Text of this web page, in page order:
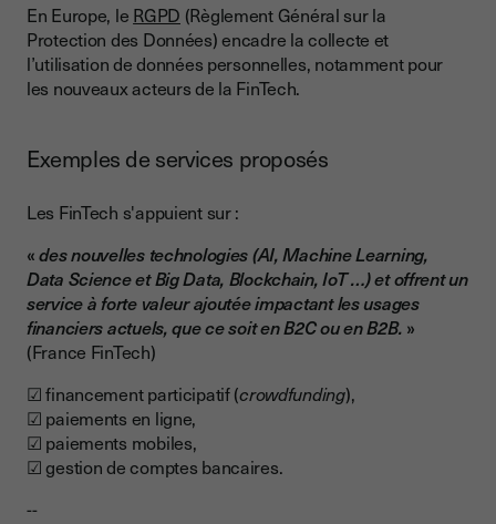
En Europe, le RGPD (Règlement Général sur la
Protection des Données) encadre la collecte et
l’utilisation de données personnelles, notamment pour
les nouveaux acteurs de la FinTech.
Exemples de services proposés
Les FinTech s'appuient sur :
«des nouvelles technologies (AI, Machine Learning,
Data Science et Big Data, Blockchain, IoT …) et offrent un
service à forte valeur ajoutée impactant les usages
financiers actuels, que ce soit en B2C ou en B2B. »
(France FinTech)
☑ financement participatif (crowdfunding),
☑ paiements en ligne,
☑ paiements mobiles,
☑ gestion de comptes bancaires.
--